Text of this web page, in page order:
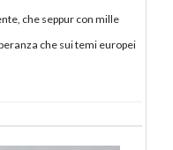
che seppur con mille
che sui temi europei